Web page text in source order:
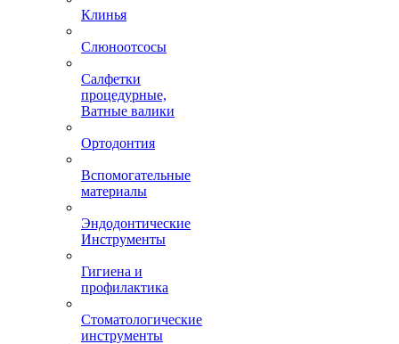
Клинья
Слюноотсосы
Салфетки
процедурные,
Ватные валики
Ортодонтия
Вспомогательные
материалы
Эндодонтические
Инструменты
Гигиена и
профилактика
Стоматологические
инструменты